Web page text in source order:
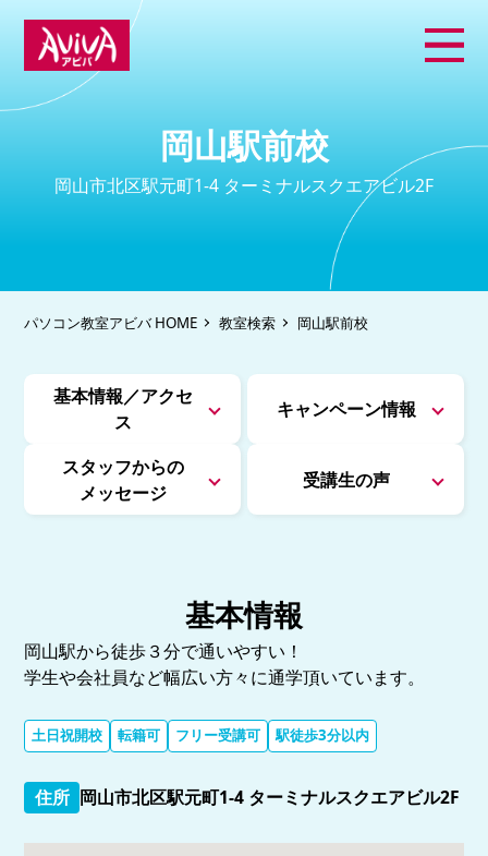
岡山駅前校
岡山市北区駅元町1-4 ターミナルスクエアビル2F
パソコン教室アビバ HOME 教室検索 岡山駅前校
基本情報／アクセ
ス
キャンペーン情報
スタッフからの
メッセージ
受講生の声
基本情報
岡山駅から徒歩３分で通いやすい！
学生や会社員など幅広い方々に通学頂いています。
土日祝開校 転籍可 フリー受講可 駅徒歩3分以内
住所 岡山市北区駅元町1-4 ターミナルスクエアビル2F